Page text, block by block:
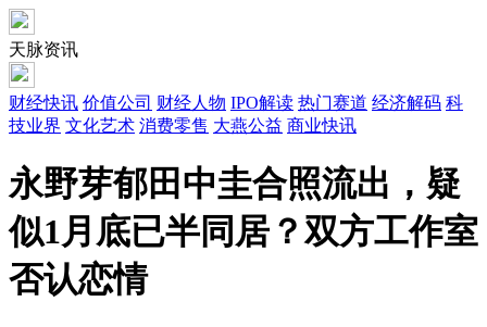
天脉资讯
财经快讯 价值公司 财经人物 IPO解读 热门赛道 经济解码 科
技业界 文化艺术 消费零售 大燕公益 商业快讯
永野芽郁田中圭合照流出，疑
似1月底已半同居？双方工作室
否认恋情